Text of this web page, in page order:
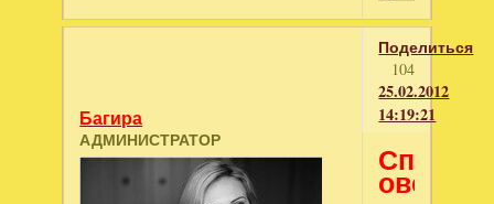
Поделиться
104
25.02.2012
14:19:21
Багира
АДМИНИСТРАТОР Спаси
овечек!